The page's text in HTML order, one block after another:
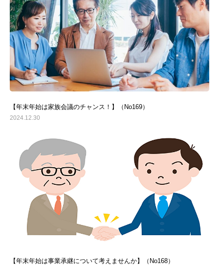
【年末年始は家族会議のチャンス！】（No169）
2024.12.30
【年末年始は事業承継について考えませんか】（No168）